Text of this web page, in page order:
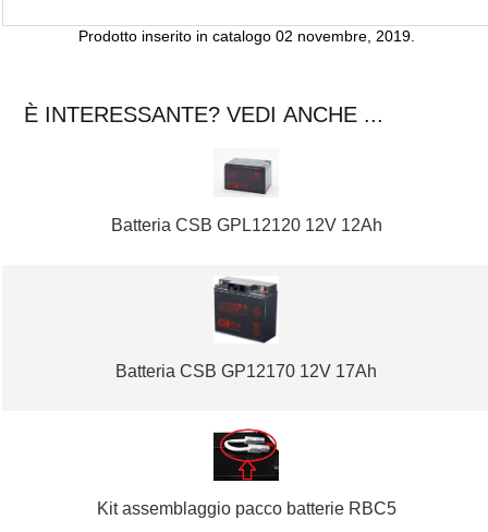
Prodotto inserito in catalogo 02 novembre, 2019.
È INTERESSANTE? VEDI ANCHE ...
Batteria CSB GPL12120 12V 12Ah
Batteria CSB GP12170 12V 17Ah
Kit assemblaggio pacco batterie RBC5